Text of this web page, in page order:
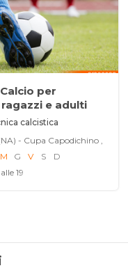
per
e adulti
calcistica
- Cupa Capodichino ,
M G V S
D
19